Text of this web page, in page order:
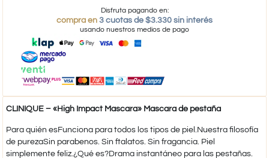
Disfruta pagando en:
compra en 3 cuotas de $3.330 sin interés
usando nuestros medios de pago
CLINIQUE – «High Impact Mascara» Mascara de pestaña
Para quién esFunciona para todos los tipos de piel.Nuestra filosofía
de purezaSin parabenos. Sin ftalatos. Sin fragancia. Piel
simplemente feliz.¿Qué es?Drama instantáneo para las pestañas.